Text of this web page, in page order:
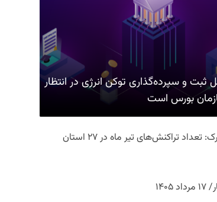
ثبت و سپرده‌گذاری توکن انرژی در انتظار
بورس است
گزارش شاپرک: تعداد تراکنش‌های تیر ماه در ۲۷ استان‌